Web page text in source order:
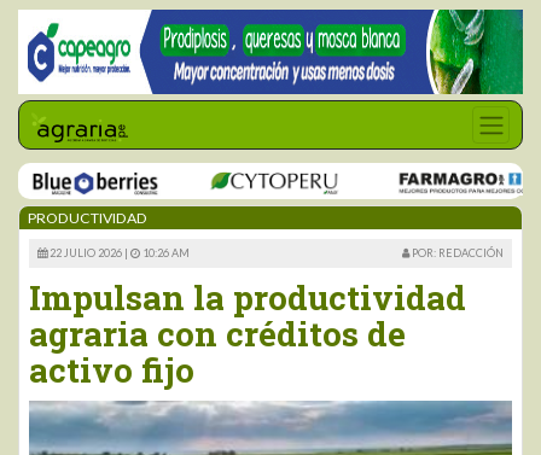
PRODUCTIVIDAD
22 JULIO 2026 | 10:26 AM POR: REDACCIÓN
Impulsan la productividad
agraria con créditos de
activo fijo